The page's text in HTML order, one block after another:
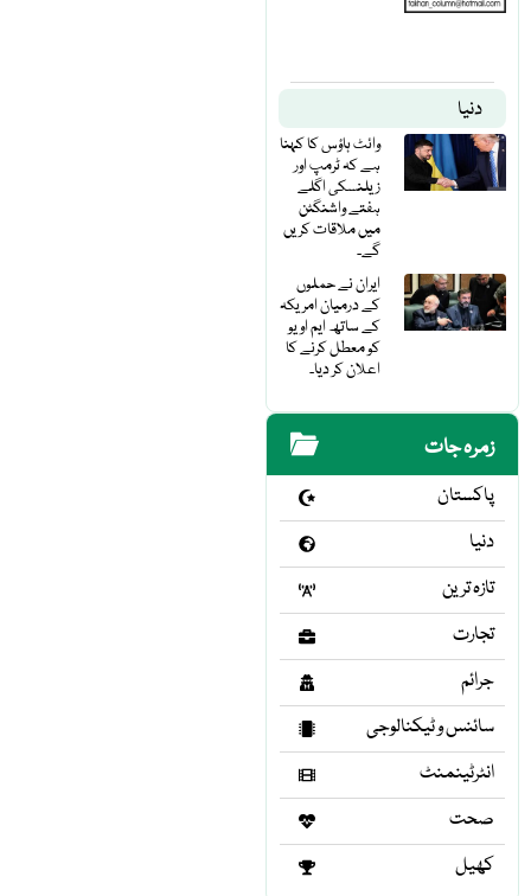
دنیا
وائٹ ہاؤس کا کہنا
ہے کہ ٹرمپ اور
زیلنسکی اگلے
ہفتے واشنگٹن
میں ملاقات کریں
گے۔
ایران نے حملوں
کے درمیان امریکہ
کے ساتھ ایم او یو
کو معطل کرنے کا
اعلان کر دیا۔
زمرہ جات
پاکستان
دنیا
تازہ ترین
تجارت
جرائم
سائنس و ٹیکنالوجی
انٹرٹینمنٹ
صحت
کھیل